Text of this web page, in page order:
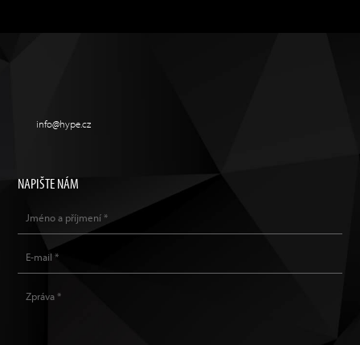
info@hype.cz
NAPIŠTE NÁM